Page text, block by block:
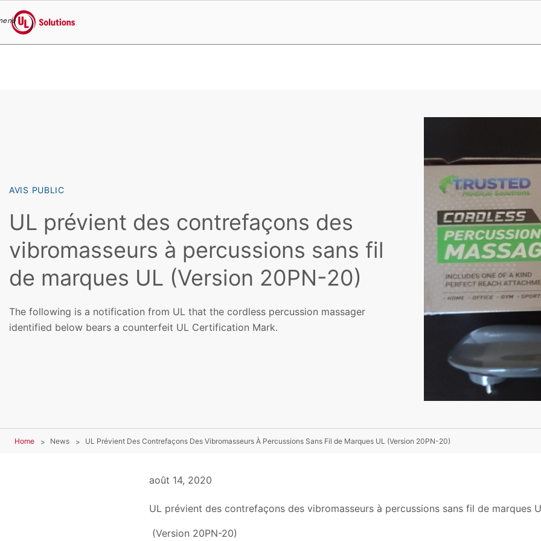
UL Solutions
AVIS PUBLIC
UL prévient des contrefaçons des
vibromasseurs à percussions sans fil
de marques UL (Version 20PN-20)
The following is a notification from UL that the cordless percussion massager
identified below bears a counterfeit UL Certification Mark.
Home News UL Prévient Des Contrefaçons Des Vibromasseurs À Percussions Sans Fil de Marques UL (Version 20PN-20)
août 14, 2020
UL prévient des contrefaçons des vibromasseurs à percussions sans fil de marques
(Version 20PN-20)